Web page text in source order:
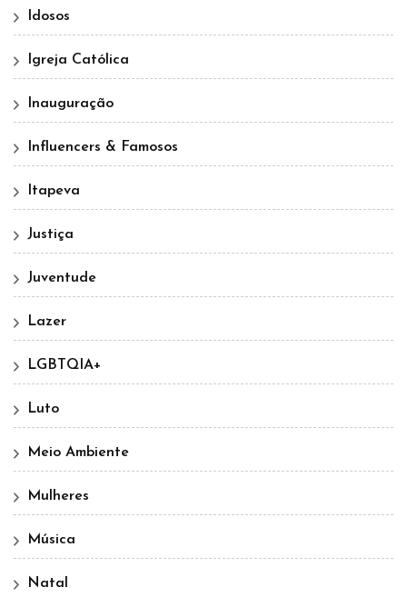
Idosos
Igreja Católica
Inauguração
Influencers & Famosos
Itapeva
Justiça
Juventude
Lazer
LGBTQIA+
Luto
Meio Ambiente
Mulheres
Música
Natal